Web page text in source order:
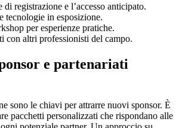
di registrazione e l’accesso anticipato.
tecnologie in esposizione.
per esperienze pratiche.
con altri professionisti del campo.
e partenariati
sono le chiavi per attrarre nuovi sponsor. È
pacchetti personalizzati che rispondano alle